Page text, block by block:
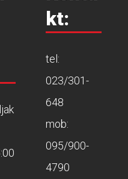
kt:
tel:
023/301-
648
mob:
095/900-
4790